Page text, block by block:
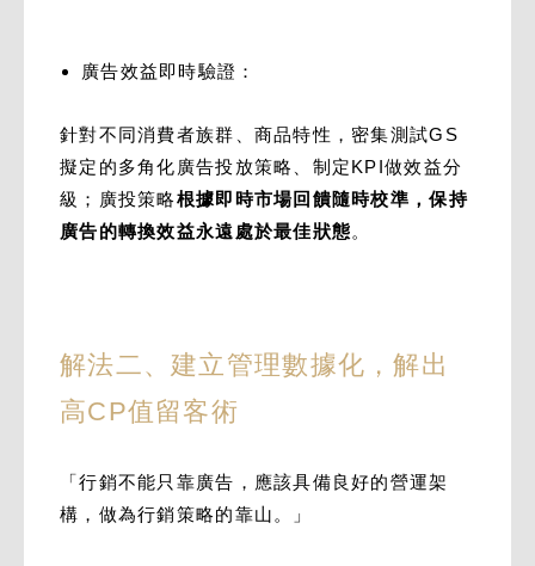
廣告效益即時驗證：
針對不同消費者族群、商品特性，密集測試GS
擬定的多角化廣告投放策略、制定KPI做效益分
級；廣投策略根據即時市場回饋隨時校準，保持
廣告的轉換效益永遠處於最佳狀態。
解法二、建立管理數據化，解出
高CP值留客術
「行銷不能只靠廣告，應該具備良好的營運架
構，做為行銷策略的靠山。」